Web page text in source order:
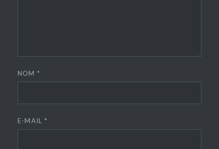
NOM*
E-MAIL *